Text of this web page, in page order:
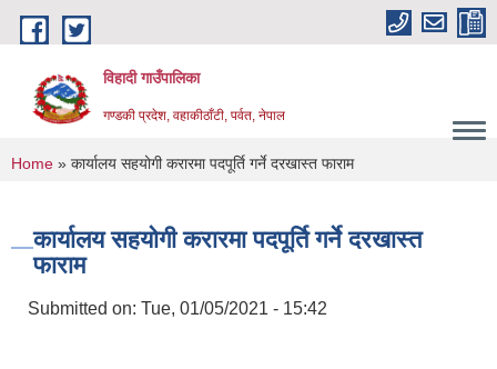
Skip to main content
विहादी गाउँपालिका
गण्डकी प्रदेश, वहाकीठाँटी, पर्वत, नेपाल
You are here
Home » कार्यालय सहयोगी करारमा पदपूर्ति गर्ने दरखास्त फाराम
कार्यालय सहयोगी करारमा पदपूर्ति गर्ने दरखास्त
फाराम
Submitted on: Tue, 01/05/2021 - 15:42